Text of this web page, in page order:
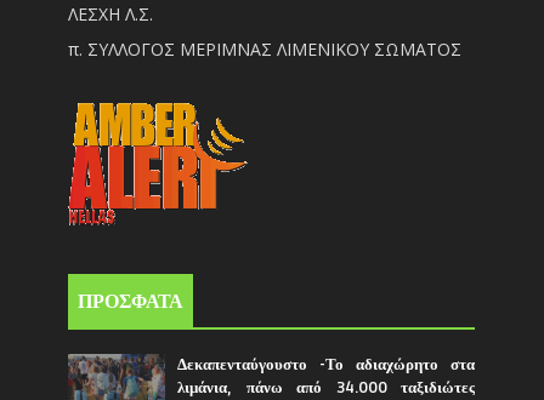
ΛΕΣΧΗ Λ.Σ.
π. ΣΥΛΛΟΓΟΣ ΜΕΡΙΜΝΑΣ ΛΙΜΕΝΙΚΟΥ ΣΩΜΑΤΟΣ
ΠΡΟΣΦΑΤΑ
Δεκαπενταύγουστο -Το αδιαχώρητο στα
λιμάνια, πάνω από 34.000 ταξιδιώτες